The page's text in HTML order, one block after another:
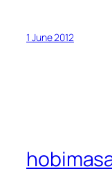
1 June 2012